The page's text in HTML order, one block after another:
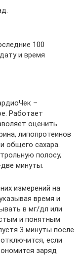
100
и время
–
Работает
оценить
липопротеинов
общего сахара.
полосу,
минуты.
измерений на
время и
в мг/дл или
и понятным
3 минуты после
если
заряд